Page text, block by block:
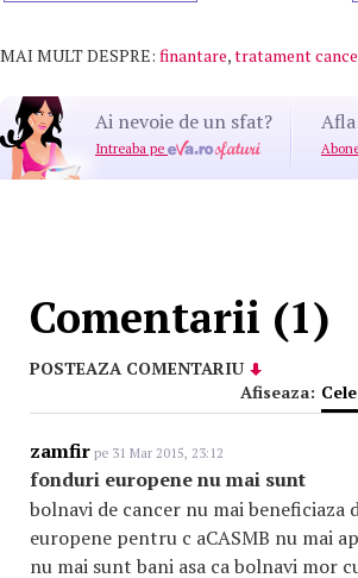
MAI MULT DESPRE: finantare,tratament
Ai nevoie de un sfat?
Intreaba pe
Comentarii (1)
POSTEAZA COMENTARIU
Afiseaza:
zamfir pe 31 Mar 2015, 23:12
fonduri europene nu mai sunt
bolnavi de cancer nu mai beneficiaza
europene pentru c aCASMB nu mai
nu mai sunt bani asa ca bolnavi mor